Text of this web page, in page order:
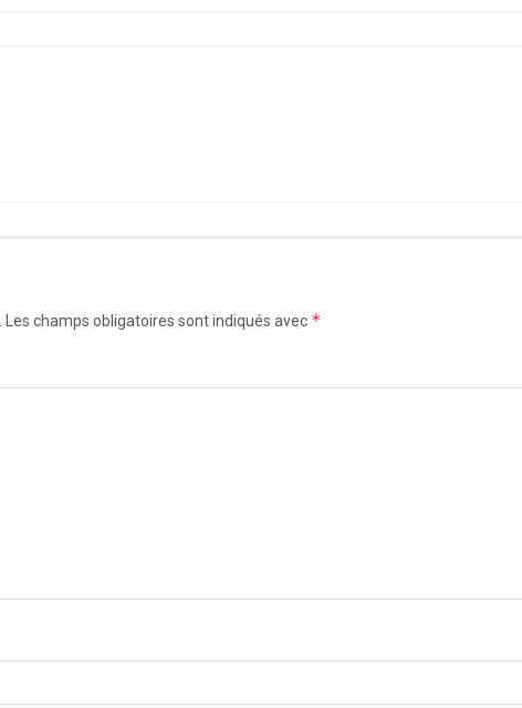
Les champs obligatoires sont indiqués avec *